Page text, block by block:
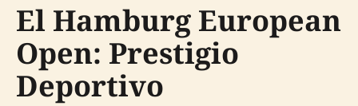
El Hamburg European
Open: Prestigio
Deportivo